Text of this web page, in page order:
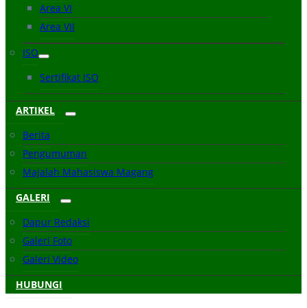
Area VI
Area VII
ISO
Sertifikat ISO
ARTIKEL
Berita
Pengumuman
Majalah Mahasiswa Magang
GALERI
Dapur Redaksi
Galeri Foto
Galeri Video
HUBUNGI